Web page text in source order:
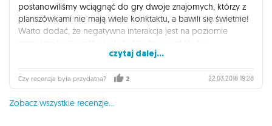
postanowiliśmy wciągnąć do gry dwoje znajomych, którzy z
planszówkami nie mają wiele konktaktu, a bawili się świetnie!
Warto dodać, że negatywna interakcja jest na poziomie
przykładowo akcja nam nie wyjdzie to nie odczuwamy
specjalnie "kary". Uczta raczej nie podejdzie graczom
szukającym walki i interakcji. Tu każdy w spokoju robi swoje. ;)
czytaj dalej...
Czy recenzja była przydatna? 2 22.03.2018 19:28
Zobacz wszystkie recenzje...